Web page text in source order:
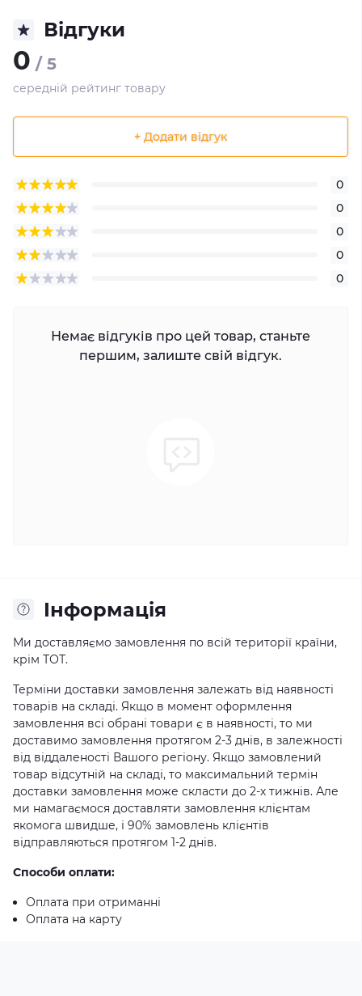
Відгуки
0 / 5
середній рейтинг товару
+ Додати відгук
0
0
0
0
0
Немає відгуків про цей товар, станьте
першим, залиште свій відгук.
Iнформація
Ми доставляємо замовлення по всій території країни,
крім ТОТ.
Терміни доставки замовлення залежать від наявності
товарів на складі. Якщо в момент оформлення
замовлення всі обрані товари є в наявності, то ми
доставимо замовлення протягом 2-3 днів, в залежності
від віддаленості Вашого регіону. Якщо замовлений
товар відсутній на складі, то максимальний термін
доставки замовлення може скласти до 2-х тижнів. Але
ми намагаємося доставляти замовлення клієнтам
якомога швидше, і 90% замовлень клієнтів
відправляються протягом 1-2 днів.
Способи оплати:
Оплата при отриманні
Оплата на карту